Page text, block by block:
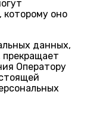
которому оно
данных,
Оператору